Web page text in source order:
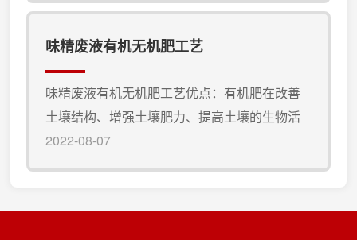
循环回来，与新输送的粉料继续掺混，经二到
三次的循环式混合；粉料达到混合均匀的目的
后，沿着卧式混料机倾斜方向缓慢向出料口推
进。四、输送至成品筛分机，大颗粒经粉碎机
粉碎后返回卧式混料机。五、...
味精废液有机无机肥工艺
味精废液有机无机肥工艺优点：有机肥在改善
土壤结构、增强土壤肥力、提高土壤的生物活
性、刺激农作物生长及改善农作物品质等方面
为宝，降低生产成本，也有利于防治污染，保
2022-08-07